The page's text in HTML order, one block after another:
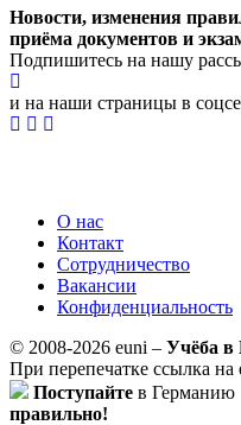
Новости, изменения
приёма документов и
Подпишитесь на нашу
и на наши страницы в
О нас
Контакт
Сотрудничество
Вакансии
Конфиденциальность
© 2008-2026 euni – Учёба в
При перепечатке ссылка на
Поступайте в Германию
правильно!